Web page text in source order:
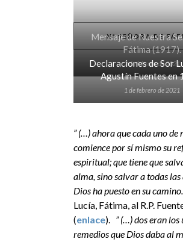
Nª SEÑORA DE
Mensaje de Nuestra
Fátima (1917).
2 de febrero de 2021
Declaraciones de Sor
Agustín Fuentes en
1 de febrero de 2021
” (…) ahora que cada uno de
comience por sí mismo su
espiritual; que tiene que
alma, sino salvar a todas las
Dios ha puesto en su
Lucía, Fátima, al R.P.
(enlace). ” (…) dos eran
remedios que Dios daba al